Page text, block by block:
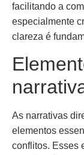
facilitando a
especialmente
clareza é
As narrativas
elementos
conflitos. Esses